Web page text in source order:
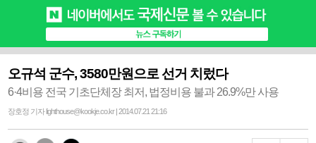
오규석 군수, 3580만원으로 선거 치렀다
6·4비용 전국 기초단체장 최저, 법정비용 불과 26.9%만 사용
장호정 기자 lighthouse@kookje.co.kr | 2014.07.21 21:16